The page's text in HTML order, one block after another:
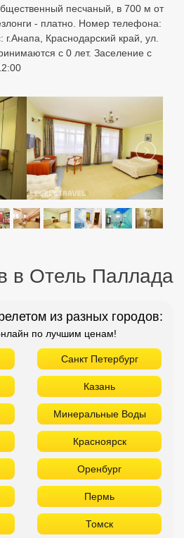
песчаный, в 700 м от
- платно. Номер телефона:
Краснодарский край, ул.
с 0 лет. Заселение с
в Отель Паллада
из разных городов:
по лучшим ценам!
Санкт Петербург
Казань
Минеральные Воды
Красноярск
Оренбург
Пермь
Томск